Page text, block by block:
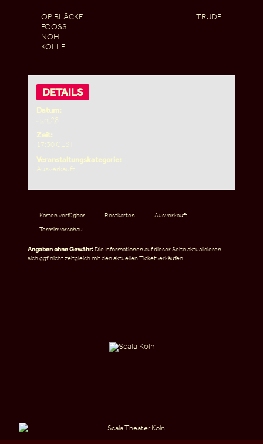
OP BLÄCKE
FÖÖSS
NOH
KÖLLE
TRUDE
DETAILS
Datum:
Juni 28
Zeit:
17:30
CEST
Veranstaltungskategorie:
Ausverkauft
Karten verfügbar Restkarten
Ausverkauft
Terminvorschau
Angaben ohne Gewähr: Die Informationen auf dieser Seite aktualisieren
sich ggf. nicht zeitgleich mit den aktuellen Ticketverkäufen.